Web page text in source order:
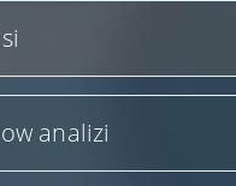
analizi